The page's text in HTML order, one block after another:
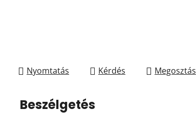
Nyomtatás Kérdés Megosztás
Beszélgetés